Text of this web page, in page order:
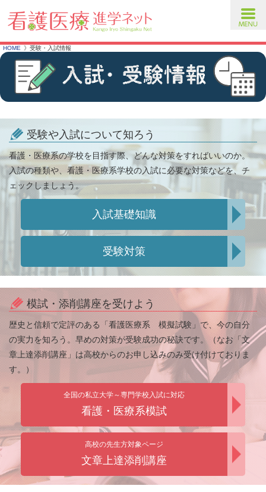
HOME 受験・入試情報
受験や入試について知ろう
看護・医療系の学校を目指す際、どんな対策をすればいいのか。
入試の種類や、看護・医療系学校の入試に必要な対策などを、チ
ェックしましょう。
入試基礎知識
受験対策
模試・添削講座を受けよう
歴史と信頼で定評のある「看護医療系 模擬試験」で、今の自分
の実力を知ろう。早めの対策が受験成功の秘訣です。（なお「文
章上達添削講座」は高校からのお申し込みのみ受け付けておりま
す。）
全国の私立大学～専門学校入試に対応
看護・医療系模試
高校の先生方対象ページ
文章上達添削講座